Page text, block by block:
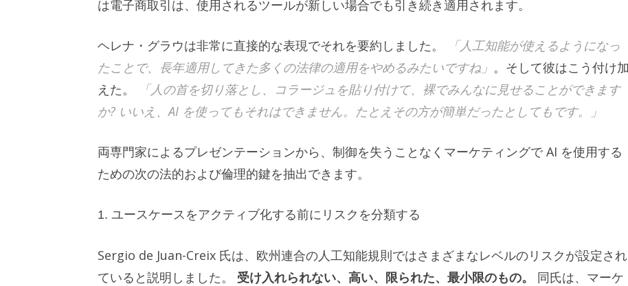
は電子商取引は、使用されるツールが新しい場合でも引き続き適用されます。
ヘレナ・グラウは非常に直接的な表現でそれを要約しました。
「人工知能が使えるようになっ
たことで、長年適用してきた多くの法律の適用をやめるみたいですね」 。そして彼はこう付け加
えた。
「人の首を切り落とし、コラージュを貼り付けて、裸でみんなに見せることができます
か? いいえ、AI を使ってもそれはできません。たとえその方が簡単だったとしてもです。」
両専門家によるプレゼンテーションから、制御を失うことなくマーケティングで AI を使用する
ための次の法的および倫理的鍵を抽出できます。
1. ユースケースをアクティブ化する前にリスクを分類する
Sergio de Juan-Creix 氏は、欧州連合の人工知能規則ではさまざまなレベルのリスクが設定され
ていると説明しました。 受け入れられない、高い、限られた、最小限のもの。
同氏は、マーケ